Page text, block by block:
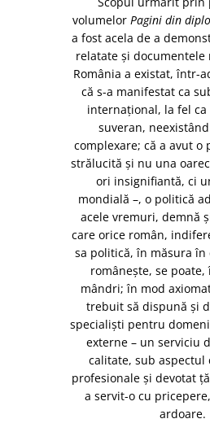
volumelor Pagini din
a fost acela de a
relatate şi documentele
România a existat, într-
că s-a manifestat ca
internaţional, la fel
suveran,
complexare; că a avut o
strălucită şi nu una
ori insignifiantă, ci
mondială –, o politică
acele vremuri, demnă
care orice român,
sa politică, în măsura în
româneşte, se
mândri; în mod
trebuit să dispună şi
specialişti pentru
externe – un serviciu
calitate, sub aspectul
profesionale şi devotat
a servit-o cu
ardoare.